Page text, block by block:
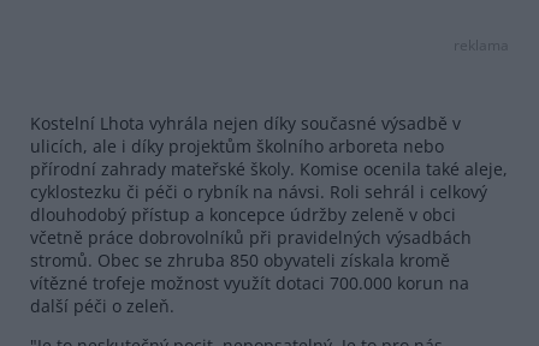
reklama
Kostelní Lhota vyhrála nejen díky současné výsadbě v
ulicích, ale i díky projektům školního arboreta nebo
přírodní zahrady mateřské školy. Komise ocenila také aleje,
cyklostezku či péči o rybník na návsi. Roli sehrál i celkový
dlouhodobý přístup a koncepce údržby zeleně v obci
včetně práce dobrovolníků při pravidelných výsadbách
stromů. Obec se zhruba 850 obyvateli získala kromě
vítězné trofeje možnost využít dotaci 700.000 korun na
další péči o zeleň.